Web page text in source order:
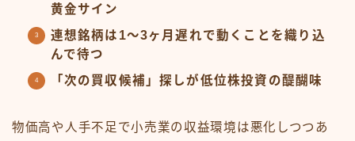
黄金サイン
連想銘柄は1〜3ヶ月遅れで動くことを織り込
んで待つ
「次の買収候補」探しが低位株投資の醍醐味
物価高や人手不足で小売業の収益環境は悪化しつつあ